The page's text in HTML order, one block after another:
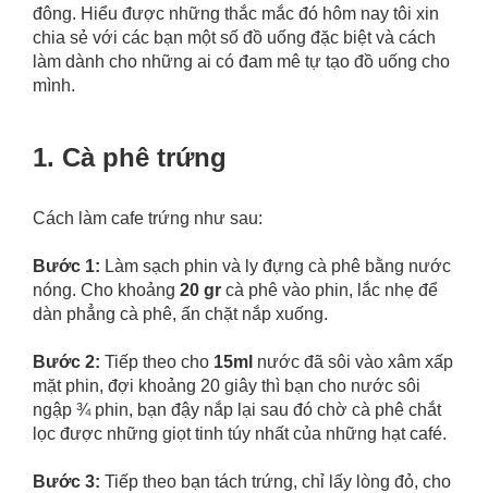
đông. Hiểu được những thắc mắc đó hôm nay tôi xin
chia sẻ với các bạn một số đồ uống đặc biệt và cách
làm dành cho những ai có đam mê tự tạo đồ uống cho
mình.
1. Cà phê trứng
Cách làm cafe trứng như sau:
Bước 1: Làm sạch phin và ly đựng cà phê bằng nước
nóng. Cho khoảng 20 gr cà phê vào phin, lắc nhẹ để
dàn phẳng cà phê, ấn chặt nắp xuống.
Bước 2: Tiếp theo cho 15ml nước đã sôi vào xâm xấp
mặt phin, đợi khoảng 20 giây thì bạn cho nước sôi
ngập ¾ phin, bạn đậy nắp lại sau đó chờ cà phê chắt
lọc được những giọt tinh túy nhất của những hạt café.
Bước 3: Tiếp theo bạn tách trứng, chỉ lấy lòng đỏ, cho